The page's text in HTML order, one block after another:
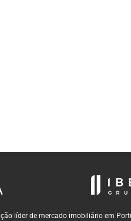
líder de mercado imobiliário em